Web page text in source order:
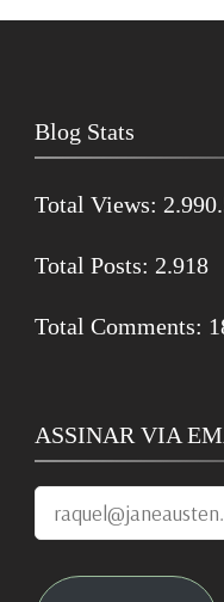
Blog Stats
Total Views:
Total Posts: 2.918
Total Comments:
ASSINAR VIA